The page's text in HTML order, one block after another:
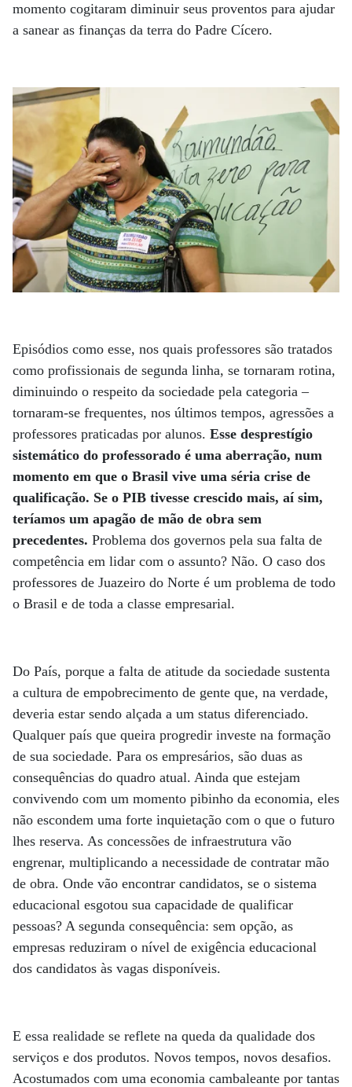
momento cogitaram diminuir seus proventos para ajudar
a sanear as finanças da terra do Padre Cícero.
Episódios como esse, nos quais professores são tratados
como profissionais de segunda linha, se tornaram rotina,
diminuindo o respeito da sociedade pela categoria –
tornaram-se frequentes, nos últimos tempos, agressões a
professores praticadas por alunos. Esse desprestígio
sistemático do professorado é uma aberração, num
momento em que o Brasil vive uma séria crise de
qualificação. Se o PIB tivesse crescido mais, aí sim,
teríamos um apagão de mão de obra sem
precedentes. Problema dos governos pela sua falta de
competência em lidar com o assunto? Não. O caso dos
professores de Juazeiro do Norte é um problema de todo
o Brasil e de toda a classe empresarial.
Do País, porque a falta de atitude da sociedade sustenta
a cultura de empobrecimento de gente que, na verdade,
deveria estar sendo alçada a um status diferenciado.
Qualquer país que queira progredir investe na formação
de sua sociedade. Para os empresários, são duas as
consequências do quadro atual. Ainda que estejam
convivendo com um momento pibinho da economia, eles
não escondem uma forte inquietação com o que o futuro
lhes reserva. As concessões de infraestrutura vão
engrenar, multiplicando a necessidade de contratar mão
de obra. Onde vão encontrar candidatos, se o sistema
educacional esgotou sua capacidade de qualificar
pessoas? A segunda consequência: sem opção, as
empresas reduziram o nível de exigência educacional
dos candidatos às vagas disponíveis.
E essa realidade se reflete na queda da qualidade dos
serviços e dos produtos. Novos tempos, novos desafios.
Acostumados com uma economia cambaleante por tantas